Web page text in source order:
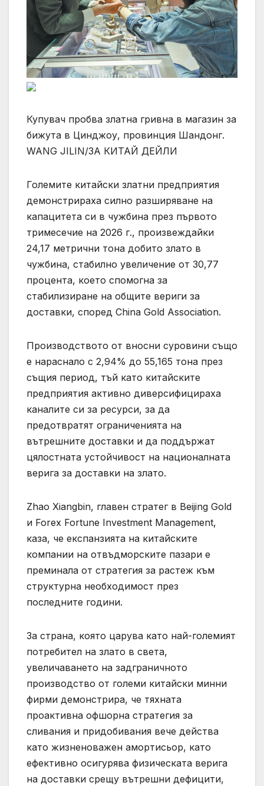
Купувач пробва златна гривна в магазин за
бижута в Цинджоу, провинция Шандонг.
WANG JILIN/ЗА КИТАЙ ДЕЙЛИ
Големите китайски златни предприятия
демонстрираха силно разширяване на
капацитета си в чужбина през първото
тримесечие на 2026 г., произвеждайки
24,17 метрични тона добито злато в
чужбина, стабилно увеличение от 30,77
процента, което спомогна за
стабилизиране на общите вериги за
доставки, според China Gold Association.
Производството от вносни суровини също
е нараснало с 2,94% до 55,165 тона през
същия период, тъй като китайските
предприятия активно диверсифицираха
каналите си за ресурси, за да
предотвратят ограниченията на
вътрешните доставки и да поддържат
цялостната устойчивост на националната
верига за доставки на злато.
Zhao Xiangbin, главен стратег в Beijing Gold
и Forex Fortune Investment Management,
каза, че експанзията на китайските
компании на отвъдморските пазари е
преминала от стратегия за растеж към
структурна необходимост през
последните години.
За страна, която царува като най-големият
потребител на злато в света,
увеличаването на задграничното
производство от големи китайски минни
фирми демонстрира, че тяхната
проактивна офшорна стратегия за
сливания и придобивания вече действа
като жизненоважен амортисьор, като
ефективно осигурява физическата верига
на доставки срещу вътрешни дефицити,